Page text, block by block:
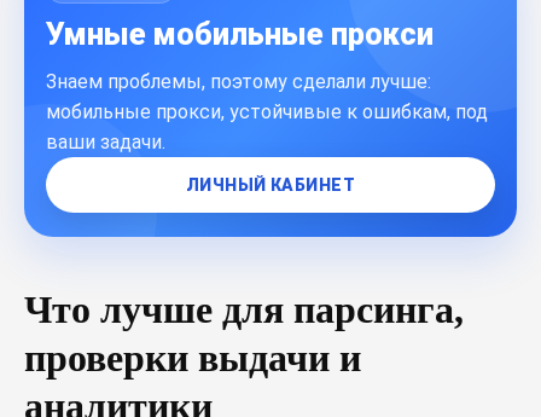
Умные мобильные прокси
Знаем проблемы, поэтому сделали лучше:
мобильные прокси, устойчивые к ошибкам, под
ваши задачи.
ЛИЧНЫЙ КАБИНЕТ
Что лучше для парсинга,
проверки выдачи и
аналитики